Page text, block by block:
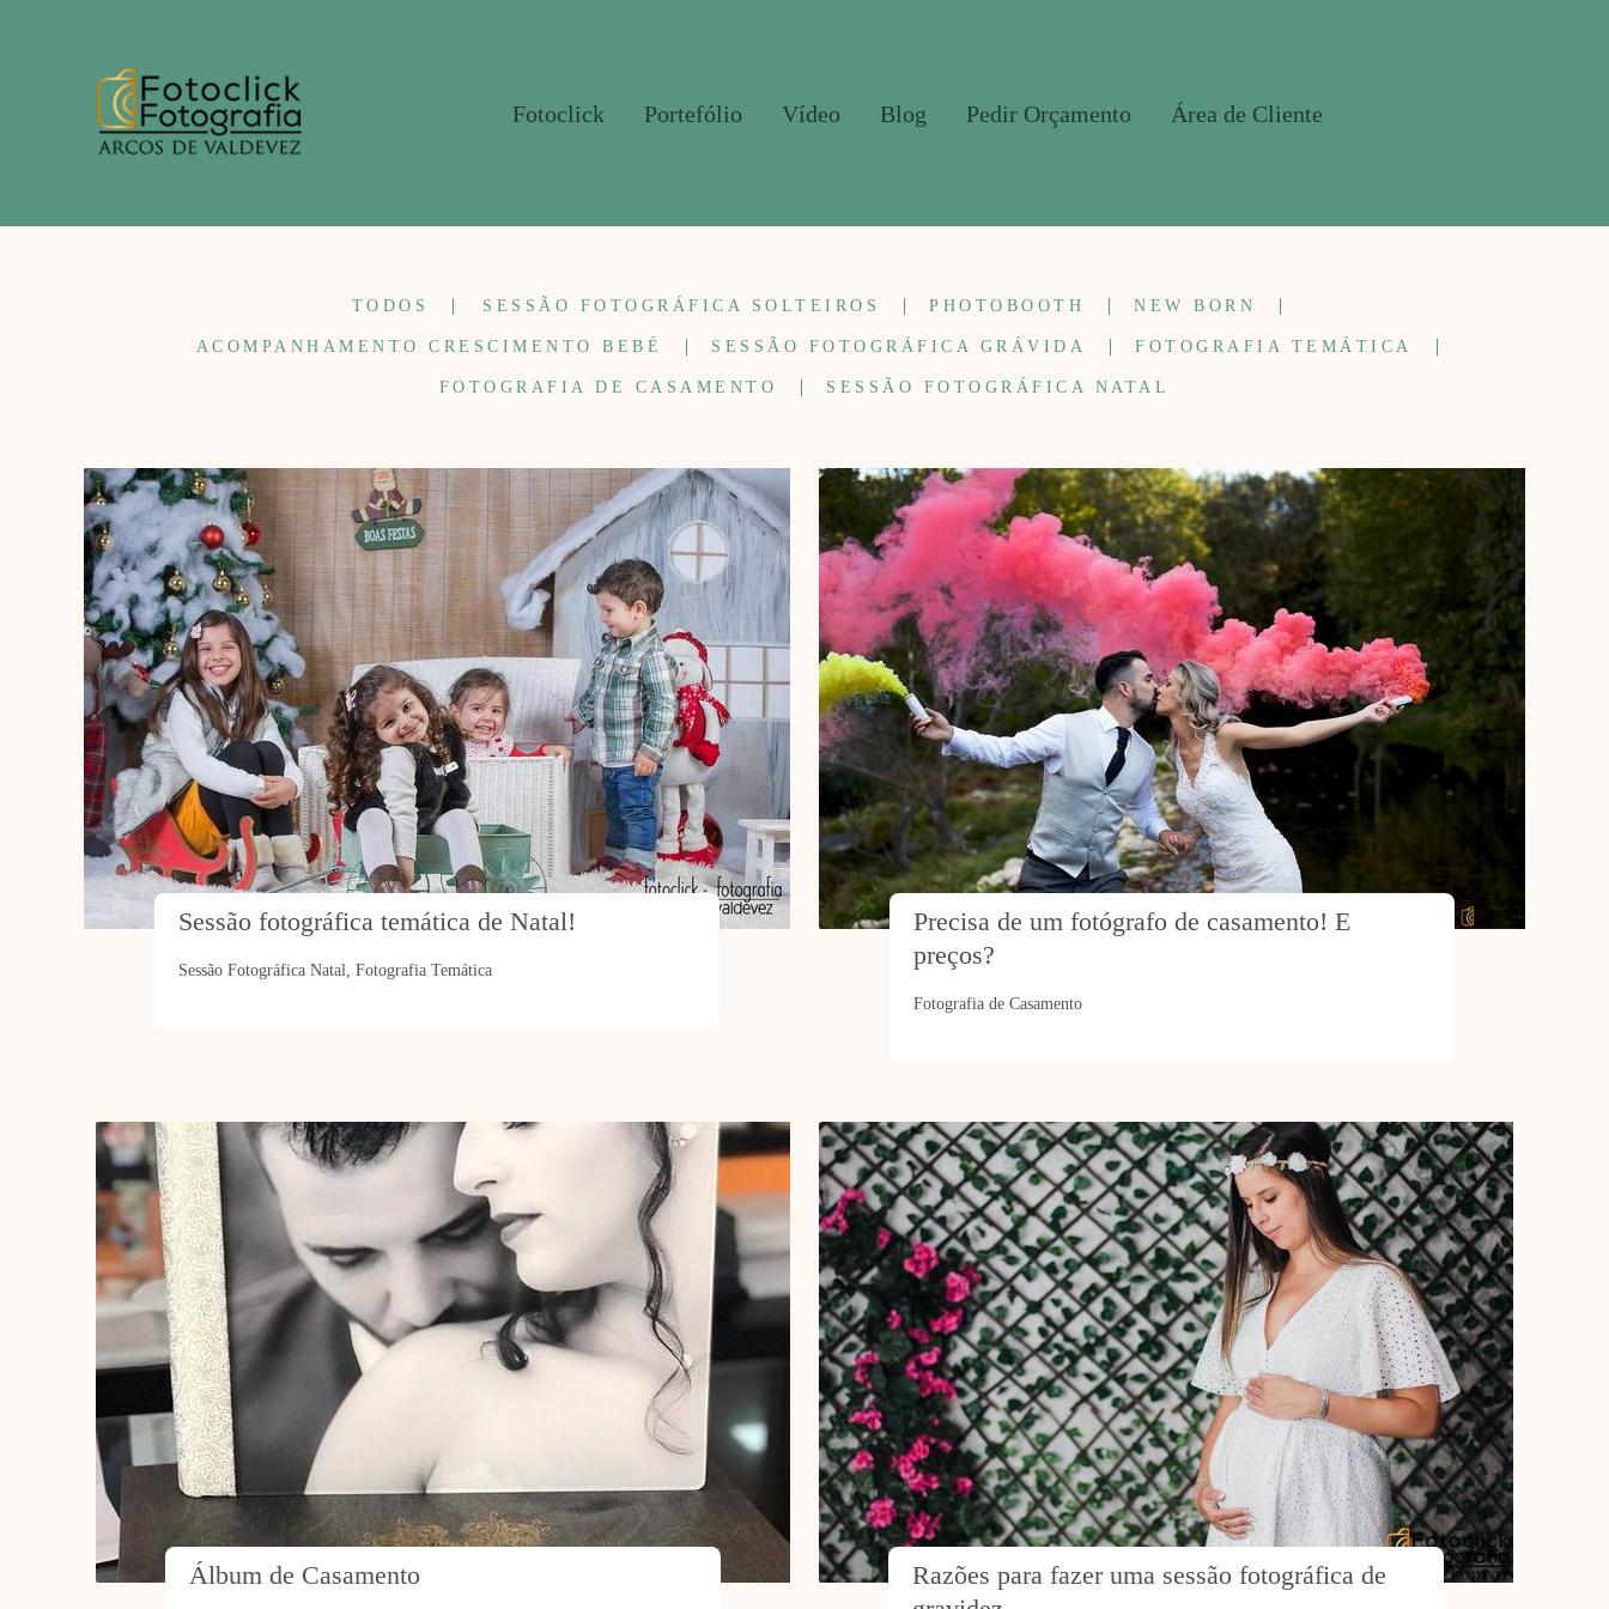
Fotoclick Portefólio Vídeo Blog Pedir Orçamento Área de Cliente
TODOS SESSÃO FOTOGRÁFICA SOLTEIROS PHOTOBOOTH NEW BORN
ACOMPANHAMENTO CRESCIMENTO BEBÉ SESSÃO FOTOGRÁFICA GRÁVIDA FOTOGRAFIA TEMÁTICA
FOTOGRAFIA DE CASAMENTO SESSÃO FOTOGRÁFICA NATAL
Sessão fotográfica temática de Natal!
Sessão Fotográfica Natal, Fotografia Temática
Precisa de um fotógrafo de casamento! E
preços?
Fotografia de Casamento
Álbum de Casamento
Razões para fazer uma sessão fotográfica de